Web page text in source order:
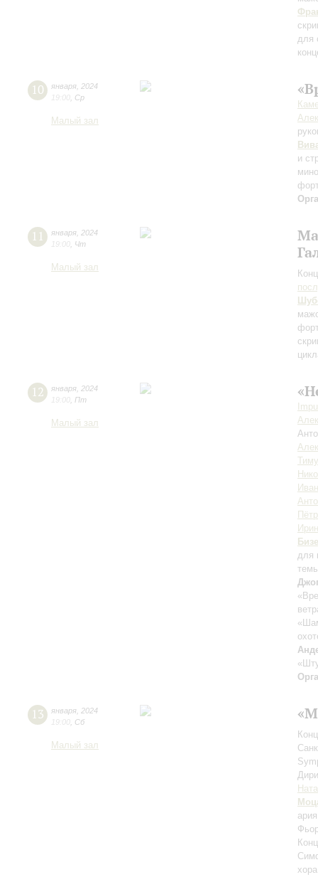
для
10 января 2024
19:00 Ср
Малый зал
и
11 января 2024
19:00 Чт
Малый зал
12 января 2024
19:00 Пт
Малый зал
Бизе
для
13 января 2024
19:00 Сб
Малый зал